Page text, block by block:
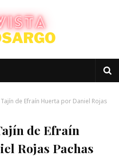
de Efraín Huerta por Daniel Rojas
de Efraín
Rojas Pachas